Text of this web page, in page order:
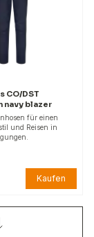
CO/DST
navy blazer
für einen
und Reisen in
Kaufen